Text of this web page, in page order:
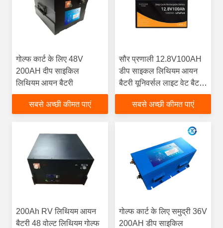
गोल्फ कार्ट के लिए 48V
200AH दीप साइकिल
लिथियम आयन बैटरी
सबसे अच्छी कीमत पाएं
सौर प्रणाली 12.8V100AH
डीप साइकल लिथियम आयन
बैटरी यूनिवर्सल लाइट वेट बैटरी
बीएमएस के साथ
सबसे अच्छी कीमत पाएं
200Ah RV लिथियम आयन
बैटरी 48 वोल्ट लिथियम गोल्फ
गोल्फ कार्ट के लिए समुद्री 36V
200AH डीप साइकिल